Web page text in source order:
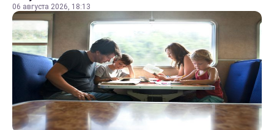
06 августа 2026, 18:13